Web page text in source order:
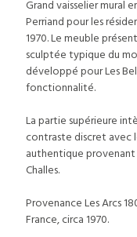
Grand vaisselier mural
Perriand pour les
1970. Le meuble
sculptée typique du
développé pour Les
fonctionnalité.
La partie supérieure
contraste discret avec
authentique
Challes.
Provenance Les Arcs
France, circa 1970.